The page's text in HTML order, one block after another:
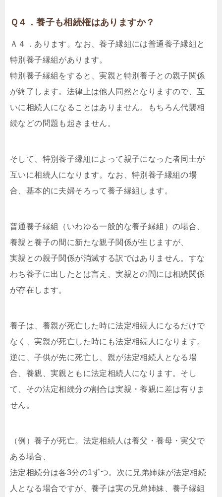
Ｑ４．養子も相続権はありますか？
Ａ４．あります。なお、養子縁組には普通養子縁組と
特別養子縁組があります。
特別養子縁組をすると、実親と特別養子との親子関係
が終了します。法律上は他人同然となりますので、互
いに相続人になることはありません。もちろん代襲相
続などの問題も起きません。
そして、特別養子縁組によって親子になった者同士が
互いに相続人になります。なお、特別養子縁組の場
合、基本的に夫婦そろって養子縁組します。
普通養子縁組（いわゆる一般的な養子縁組）の場合、
養親と養子の間に新たな親子関係が生じますが、
実親との親子関係が消滅する訳ではありません。すな
わち養子に出したとは言え、実親との間には相続関係
が存在します。
養子は、養親が死亡した時に法定相続人になるだけで
なく、実親が死亡した時にも法定相続人になります。
逆に、子供が先に死亡し、親が法定相続人となる場
合、養親、実親ともに法定相続人になります。そし
て、その法定相続分の割合は実親・養親に差は有りま
せん。
（例）養子が死亡。法定相続人は養父・養母・実父で
ある場合、
法定相続分は各3分の1ずつ。次に兄弟姉妹が法定相続
人となる場合ですが、養子は実の兄弟姉妹、養子縁組